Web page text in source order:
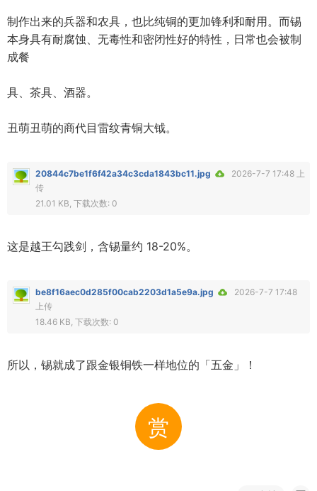
制作出来的兵器和农具，也比纯铜的更加锋利和耐用。而锡
本身具有耐腐蚀、无毒性和密闭性好的特性，日常也会被制
成餐
具、茶具、酒器。
丑萌丑萌的商代目雷纹青铜大钺。
20844c7be1f6f42a34c3cda1843bc11.jpg
2026-7-7 17:48 上
传
21.01 KB, 下载次数: 0
这是越王勾践剑，含锡量约 18-20%。
be8f16aec0d285f00cab2203d1a5e9a.jpg
2026-7-7 17:48
上传
18.46 KB, 下载次数: 0
所以，锡就成了跟金银铜铁一样地位的「五金」！
赏